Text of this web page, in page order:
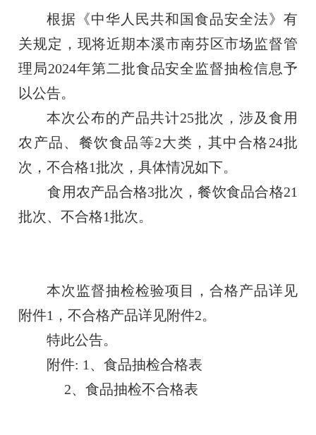
根据《中华人民共和国食品安全法》有
关规定，现将近期本溪市南芬区市场监督管
理局2024年第二批食品安全监督抽检信息予
以公告。
本次公布的产品共计25批次，涉及食用
农产品、餐饮食品等2大类，其中合格24批
次，不合格1批次，具体情况如下。
食用农产品合格3批次，餐饮食品合格21
批次、不合格1批次。
本次监督抽检检验项目，合格产品详见
附件1，不合格产品详见附件2。
特此公告。
附件: 1、食品抽检合格表
2、食品抽检不合格表